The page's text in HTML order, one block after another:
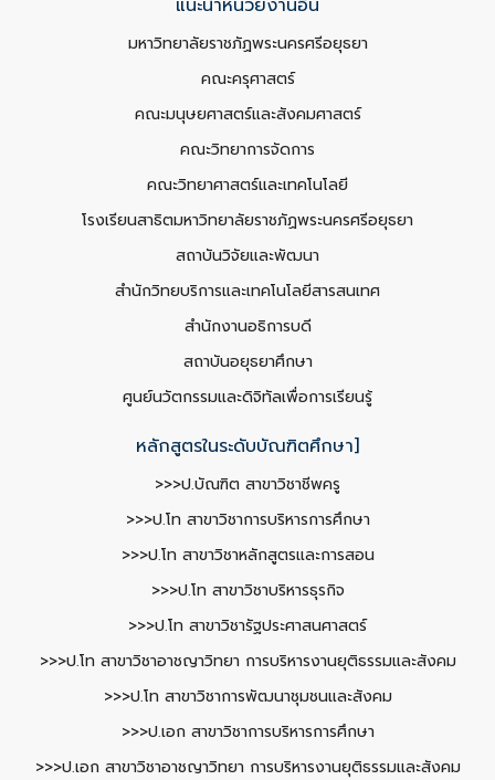
แนะนำหน่วยงานอื่น
มหาวิทยาลัยราชภัฏพระนครศรีอยุธยา
คณะครุศาสตร์
คณะมนุษยศาสตร์และสังคมศาสตร์
คณะวิทยาการจัดการ
คณะวิทยาศาสตร์และเทคโนโลยี
โรงเรียนสาธิตมหาวิทยาลัยราชภัฏพระนครศรีอยุธยา
สถาบันวิจัยและพัฒนา
สำนักวิทยบริการและเทคโนโลยีสารสนเทศ
สำนักงานอธิการบดี
สถาบันอยุธยาศึกษา
ศูนย์นวัตกรรมและดิจิทัลเพื่อการเรียนรู้
หลักสูตรในระดับบัณฑิตศึกษา]
>>>ป.บัณฑิต สาขาวิชาชีพครู
>>>ป.โท สาขาวิชาการบริหารการศึกษา
>>>ป.โท สาขาวิชาหลักสูตรและการสอน
>>>ป.โท สาขาวิชาบริหารธุรกิจ
>>>ป.โท สาขาวิชารัฐประศาสนศาสตร์
>>>ป.โท สาขาวิชาอาชญาวิทยา การบริหารงานยุติธรรมและสังคม
>>>ป.โท สาขาวิชาการพัฒนาชุมชนและสังคม
>>>ป.เอก สาขาวิชาการบริหารการศึกษา
>>>ป.เอก สาขาวิชาอาชญาวิทยา การบริหารงานยุติธรรมและสังคม